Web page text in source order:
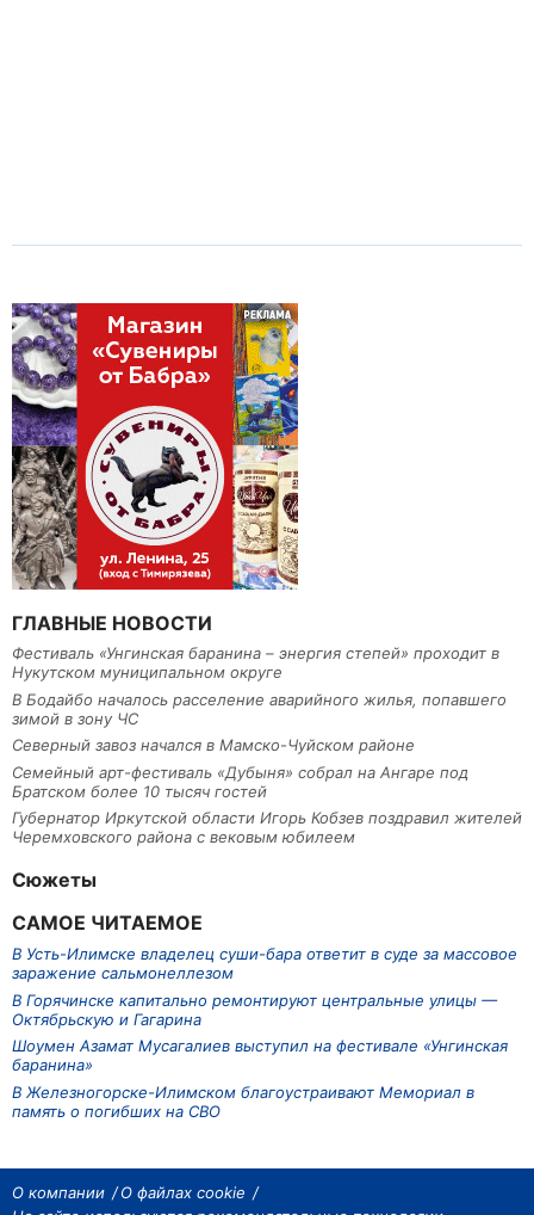
ГЛАВНЫЕ НОВОСТИ
Фестиваль «Унгинская баранина – энергия степей» проходит в
Нукутском муниципальном округе
В Бодайбо началось расселение аварийного жилья, попавшего
зимой в зону ЧС
Северный завоз начался в Мамско-Чуйском районе
Семейный арт-фестиваль «Дубыня» собрал на Ангаре под
Братском более 10 тысяч гостей
Губернатор Иркутской области Игорь Кобзев поздравил жителей
Черемховского района с вековым юбилеем
Сюжеты
САМОЕ ЧИТАЕМОЕ
В Усть-Илимске владелец суши-бара ответит в суде за массовое
заражение сальмонеллезом
В Горячинске капитально ремонтируют центральные улицы —
Октябрьскую и Гагарина
Шоумен Азамат Мусагалиев выступил на фестивале «Унгинская
баранина»
В Железногорске-Илимском благоустраивают Мемориал в
память о погибших на СВО
О компании
О файлах cookie